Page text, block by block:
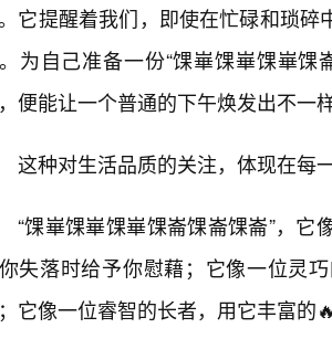
它提醒着我们，即使在忙碌和琐
为自己准备一份“馃崋馃崋馃崋
便能让一个普通的下午焕发出不一
这种对生活品质的关注，体现在每
“馃崋馃崋馃崋馃崙馃崙馃崙”，
失落时给予你慰藉；它像一位灵
它像一位睿智的长者，用它丰富的